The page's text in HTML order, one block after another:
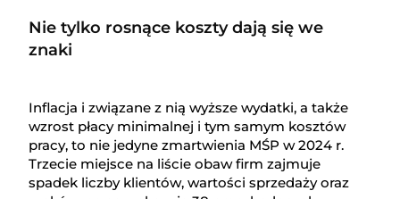
Nie tylko rosnące koszty dają się we
znaki
Inflacja i związane z nią wyższe wydatki, a także
wzrost płacy minimalnej i tym samym kosztów
pracy, to nie jedyne zmartwienia MŚP w 2024 r.
Trzecie miejsce na liście obaw firm zajmuje
spadek liczby klientów, wartości sprzedaży oraz